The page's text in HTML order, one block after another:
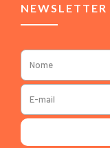
NEWSLETTER